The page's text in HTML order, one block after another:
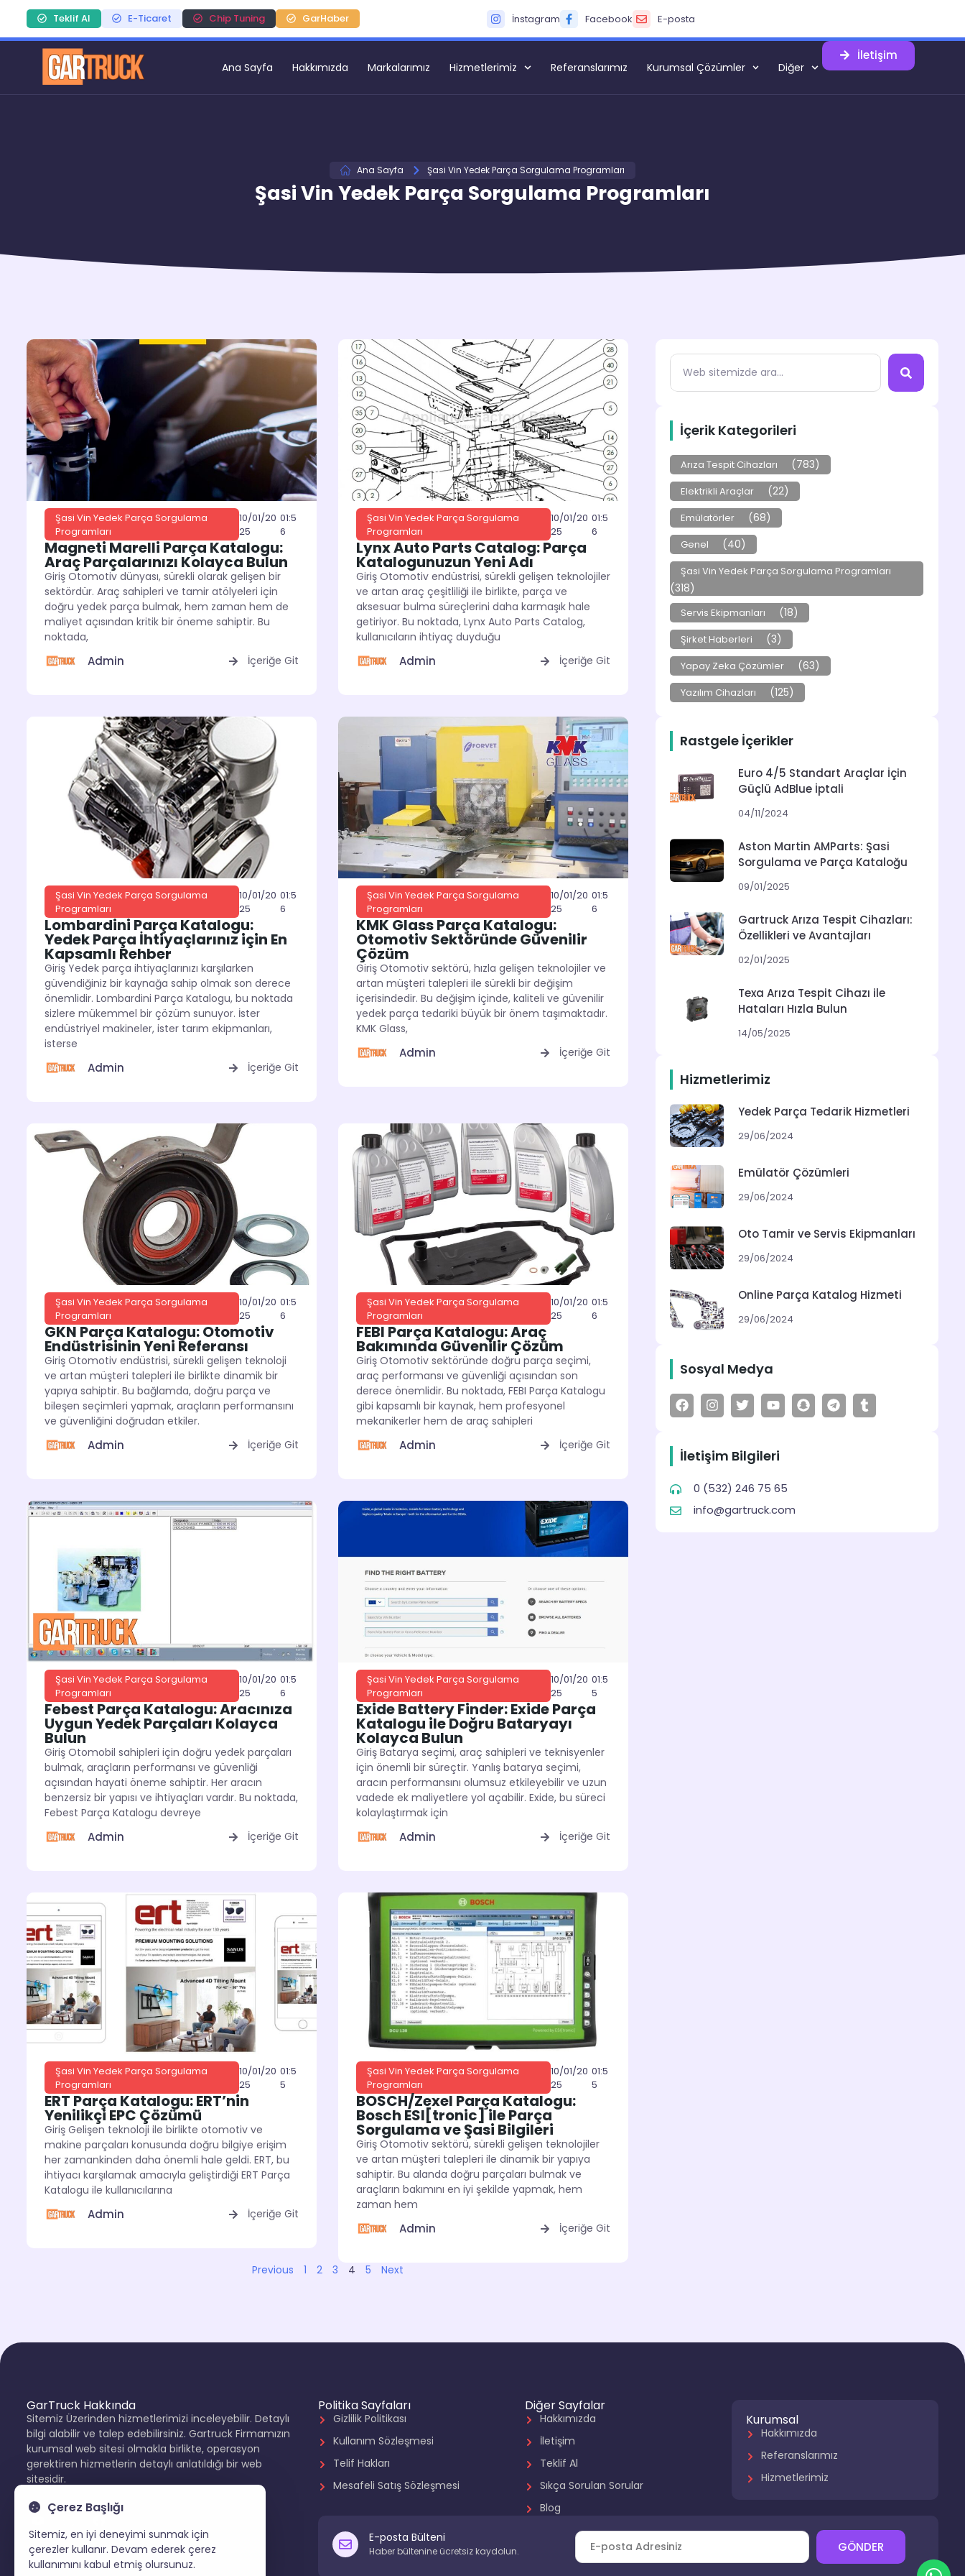
Teklif Al E-Ticaret Chip Tuning GarHaber İnstagram Facebook E-posta
Ana Sayfa Hakkımızda Markalarımız Hizmetlerimiz Referanslarımız Kurumsal Çözümler Diğer
İletişim
Ana Sayfa Şasi Vin Yedek Parça Sorgulama Programları
Şasi Vin Yedek Parça Sorgulama Programları
Şasi Vin Yedek Parça Sorgulama
Programları
10/01/20
25
01:5
6
Magneti Marelli Parça Katalogu:
Araç Parçalarınızı Kolayca Bulun
Giriş Otomotiv dünyası, sürekli olarak gelişen bir
sektördür. Araç sahipleri ve tamir atölyeleri için
doğru yedek parça bulmak, hem zaman hem de
maliyet açısından kritik bir öneme sahiptir. Bu
noktada,
Admin İçeriğe Git
Şasi Vin Yedek Parça Sorgulama
Programları
10/01/20
25
01:5
6
Lynx Auto Parts Catalog: Parça
Katalogunuzun Yeni Adı
Giriş Otomotiv endüstrisi, sürekli gelişen teknolojiler
ve artan araç çeşitliliği ile birlikte, parça ve
aksesuar bulma süreçlerini daha karmaşık hale
getiriyor. Bu noktada, Lynx Auto Parts Catalog,
kullanıcıların ihtiyaç duyduğu
Admin İçeriğe Git
Şasi Vin Yedek Parça Sorgulama
Programları
10/01/20
25
01:5
6
Lombardini Parça Katalogu:
Yedek Parça İhtiyaçlarınız için En
Kapsamlı Rehber
Giriş Yedek parça ihtiyaçlarınızı karşılarken
güvendiğiniz bir kaynağa sahip olmak son derece
önemlidir. Lombardini Parça Katalogu, bu noktada
sizlere mükemmel bir çözüm sunuyor. İster
endüstriyel makineler, ister tarım ekipmanları,
isterse
Admin İçeriğe Git
Şasi Vin Yedek Parça Sorgulama
Programları
10/01/20
25
01:5
6
KMK Glass Parça Katalogu:
Otomotiv Sektöründe Güvenilir
Çözüm
Giriş Otomotiv sektörü, hızla gelişen teknolojiler ve
artan müşteri talepleri ile sürekli bir değişim
içerisindedir. Bu değişim içinde, kaliteli ve güvenilir
yedek parça tedariki büyük bir önem taşımaktadır.
KMK Glass,
Admin İçeriğe Git
Şasi Vin Yedek Parça Sorgulama
Programları
10/01/20
25
01:5
6
GKN Parça Katalogu: Otomotiv
Endüstrisinin Yeni Referansı
Giriş Otomotiv endüstrisi, sürekli gelişen teknoloji
ve artan müşteri talepleri ile birlikte dinamik bir
yapıya sahiptir. Bu bağlamda, doğru parça ve
bileşen seçimleri yapmak, araçların performansını
ve güvenliğini doğrudan etkiler.
Admin İçeriğe Git
Şasi Vin Yedek Parça Sorgulama
Programları
10/01/20
25
01:5
6
FEBI Parça Katalogu: Araç
Bakımında Güvenilir Çözüm
Giriş Otomotiv sektöründe doğru parça seçimi,
araç performansı ve güvenliği açısından son
derece önemlidir. Bu noktada, FEBI Parça Katalogu
gibi kapsamlı bir kaynak, hem profesyonel
mekanikerler hem de araç sahipleri
Admin İçeriğe Git
Şasi Vin Yedek Parça Sorgulama
Programları
10/01/20
25
01:5
6
Febest Parça Katalogu: Aracınıza
Uygun Yedek Parçaları Kolayca
Bulun
Giriş Otomobil sahipleri için doğru yedek parçaları
bulmak, araçların performansı ve güvenliği
açısından hayati öneme sahiptir. Her aracın
benzersiz bir yapısı ve ihtiyaçları vardır. Bu noktada,
Febest Parça Katalogu devreye
Admin İçeriğe Git
Şasi Vin Yedek Parça Sorgulama
Programları
10/01/20
25
01:5
5
Exide Battery Finder: Exide Parça
Katalogu ile Doğru Bataryayı
Kolayca Bulun
Giriş Batarya seçimi, araç sahipleri ve teknisyenler
için önemli bir süreçtir. Yanlış batarya seçimi,
aracın performansını olumsuz etkileyebilir ve uzun
vadede ek maliyetlere yol açabilir. Exide, bu süreci
kolaylaştırmak için
Admin İçeriğe Git
Şasi Vin Yedek Parça Sorgulama
Programları
10/01/20
25
01:5
5
ERT Parça Katalogu: ERT’nin
Yenilikçi EPC Çözümü
Giriş Gelişen teknoloji ile birlikte otomotiv ve
makine parçaları konusunda doğru bilgiye erişim
her zamankinden daha önemli hale geldi. ERT, bu
ihtiyacı karşılamak amacıyla geliştirdiği ERT Parça
Katalogu ile kullanıcılarına
Admin İçeriğe Git
Şasi Vin Yedek Parça Sorgulama
Programları
10/01/20
25
01:5
5
BOSCH/Zexel Parça Katalogu:
Bosch ESI[tronic] ile Parça
Sorgulama ve Şasi Bilgileri
Giriş Otomotiv sektörü, sürekli gelişen teknolojiler
ve artan müşteri talepleri ile dinamik bir yapıya
sahiptir. Bu alanda doğru parçaları bulmak ve
araçların bakımını en iyi şekilde yapmak, hem
zaman hem
Admin İçeriğe Git
Previous 1 2 3 4 5 Next
İçerik Kategorileri
Arıza Tespit Cihazları (783)
Elektrikli Araçlar (22)
Emülatörler (68)
Genel (40)
Şasi Vin Yedek Parça Sorgulama Programları
(318)
Servis Ekipmanları (18)
Şirket Haberleri (3)
Yapay Zeka Çözümler (63)
Yazılım Cihazları (125)
Rastgele İçerikler
Euro 4/5 Standart Araçlar İçin
Güçlü AdBlue İptali
04/11/2024
Aston Martin AMParts: Şasi
Sorgulama ve Parça Kataloğu
09/01/2025
Gartruck Arıza Tespit Cihazları:
Özellikleri ve Avantajları
02/01/2025
Texa Arıza Tespit Cihazı ile
Hataları Hızla Bulun
14/05/2025
Hizmetlerimiz
Yedek Parça Tedarik Hizmetleri
29/06/2024
Emülatör Çözümleri
29/06/2024
Oto Tamir ve Servis Ekipmanları
29/06/2024
Online Parça Katalog Hizmeti
29/06/2024
Sosyal Medya
İletişim Bilgileri
0 (532) 246 75 65
info@gartruck.com
GarTruck Hakkında
Sitemiz Üzerinden hizmetlerimizi inceleyebilir. Detaylı
bilgi alabilir ve talep edebilirsiniz. Gartruck Firmamızın
kurumsal web sitesi olmakla birlikte, operasyon
gerektiren hizmetlerin detaylı anlatıldığı bir web
sitesidir.
Politika Sayfaları
Gizlilik Politikası
Kullanım Sözleşmesi
Telif Hakları
Mesafeli Satış Sözleşmesi
Diğer Sayfalar
Hakkımızda
İletişim
Teklif Al
Sıkça Sorulan Sorular
Blog
Kurumsal
Hakkımızda
Referanslarımız
Hizmetlerimiz
E-posta Bülteni
Haber bültenine ücretsiz kaydolun. GÖNDER
Çerez Başlığı
Sitemiz, en iyi deneyimi sunmak için
çerezler kullanır. Devam ederek çerez
kullanımını kabul etmiş olursunuz.